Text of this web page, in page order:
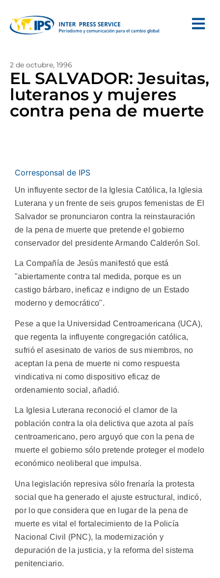
2 de octubre, 1996
EL SALVADOR: Jesuitas,
luteranos y mujeres
contra pena de muerte
Corresponsal de IPS
Un influyente sector de la Iglesia Católica, la Iglesia
Luterana y un frente de seis grupos femenistas de El
Salvador se pronunciaron contra la reinstauración
de la pena de muerte que pretende el gobierno
conservador del presidente Armando Calderón Sol.
La Compañía de Jesús manifestó que está
"abiertamente contra tal medida, porque es un
castigo bárbaro, ineficaz e indigno de un Estado
moderno y democrático".
Pese a que la Universidad Centroamericana (UCA),
que regenta la influyente congregación católica,
sufrió el asesinato de varios de sus miembros, no
aceptan la pena de muerte ni como respuesta
vindicativa ni como dispositivo eficaz de
ordenamiento social, añadió.
La Iglesia Luterana reconoció el clamor de la
población contra la ola delictiva que azota al país
centroamericano, pero arguyó que con la pena de
muerte el gobierno sólo pretende proteger el modelo
económico neoliberal que impulsa.
Una legislación represiva sólo frenaría la protesta
social que ha generado el ajuste estructural, indicó,
por lo que considera que en lugar de la pena de
muerte es vital el fortalecimiento de la Policía
Nacional Civil (PNC), la modernización y
depuración de la justicia, y la reforma del sistema
penitenciario.